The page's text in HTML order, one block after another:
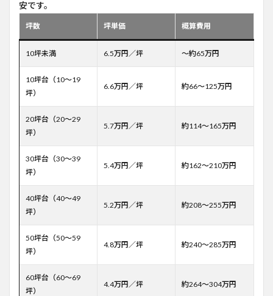
安です。
坪数 坪単価 概算費用
10坪未満 6.5万円／坪 ～約65万円
10坪台（10～19
坪）
6.6万円／坪 約66〜125万円
20坪台（20～29
坪）
5.7万円／坪 約114〜165万円
30坪台（30～39
坪）
5.4万円／坪 約162〜210万円
40坪台（40～49
坪）
5.2万円／坪 約208〜255万円
50坪台（50～59
坪）
4.8万円／坪 約240〜285万円
60坪台（60～69
坪）
4.4万円／坪 約264〜304万円